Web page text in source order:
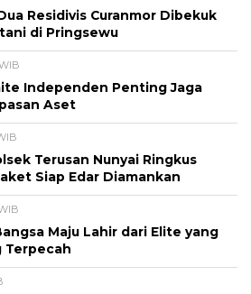
Residivis Curanmor Dibekuk
di Pringsewu
Independen Penting Jaga
Aset
Terusan Nunyai Ringkus
Siap Edar Diamankan
Maju Lahir dari Elite yang
Terpecah